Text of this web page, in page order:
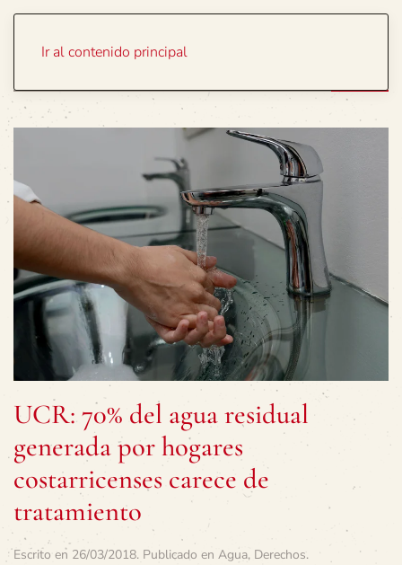
Ir al contenido principal
UCR: 70% del agua residual
generada por hogares
costarricenses carece de
tratamiento
Escrito en 26/03/2018. Publicado en Agua, Derechos.